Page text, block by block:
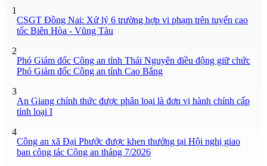
1
CSGT Đồng Nai: Xử lý 6 trường hợp vi phạm trên tuyến cao
tốc Biên Hòa - Vũng Tàu
2
Phó Giám đốc Công an tỉnh Thái Nguyên điều động giữ chức
Phó Giám đốc Công an tỉnh Cao Bằng
3
An Giang chính thức được phân loại là đơn vị hành chính cấp
tỉnh loại I
4
Công an xã Đại Phước được khen thưởng tại Hội nghị giao
ban công tác Công an tháng 7/2026